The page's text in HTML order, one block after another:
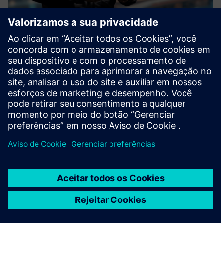
Next-Gen FSM Platform
A OverIT oferece suporte a operadores, engenheiros e
técnicos, auxiliando-os na solução de falhas, tarefas de
manutenção e monitoramento do trabalho. A OverIT
conduz os clientes para o futuro do serviço de campo,
integrando-se per...
Saiba mais